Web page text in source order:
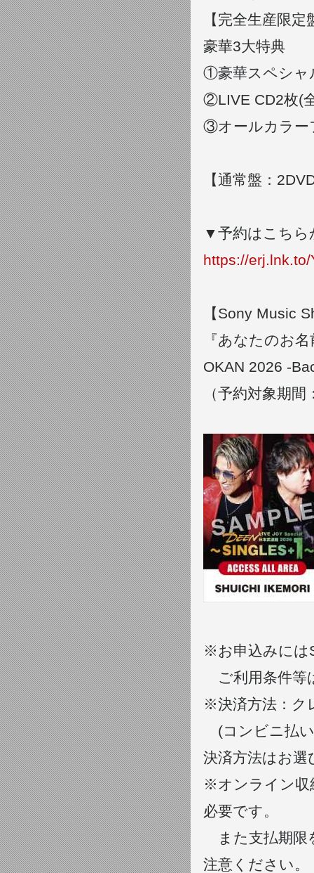
【完全生産限
豪華3大特典
①豪華スペシャ
②LIVE CD2枚(
③オールカラー
【通常盤：
▼予約はこちら
https://
【Sony Music
『あなたのお
OKAN 2026 -
（予約対象期
※お申込みには
ご利用条件等
※決済方法：ク
(コンビニ払い
決済方法はお
※オンライン収
必要です。
また支払期限
注意ください。